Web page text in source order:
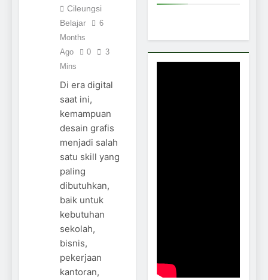
Cileungsi
Belajar
6
Months
Ago
0
3
Mins
Di era digital
saat ini,
kemampuan
desain grafis
menjadi salah
satu skill yang
paling
dibutuhkan,
baik untuk
kebutuhan
sekolah,
bisnis,
pekerjaan
kantoran,